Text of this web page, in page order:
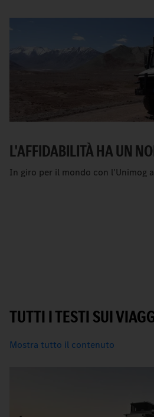
L'AFFIDABILITÀ HA UN
In giro per il mondo con l'Unimog
TUTTI I TESTI SUI
Mostra tutto il contenuto